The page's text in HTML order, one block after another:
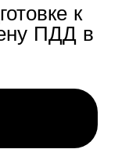
к
ПДД в